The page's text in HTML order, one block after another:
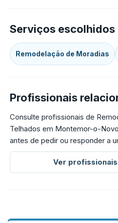
Serviços escolhidos
Remodelação de Moradias
Profissionais
Consulte profissionais de
Telhados em Montemor-o-
antes de pedir ou responder a
Ver